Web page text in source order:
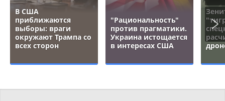
В США
приближаются
выборы: враги
окружают Трампа со
всех сторон
"Рациональность"
против прагматики.
Украина истощается
в интересах США